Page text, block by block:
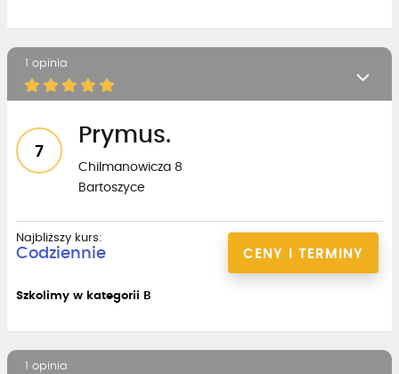
1 opinia
7
Prymus.
Chilmanowicza 8
Bartoszyce
CENY I TERMINY
Najbliższy kurs:
Codziennie
Szkolimy w kategorii B
1 opinia